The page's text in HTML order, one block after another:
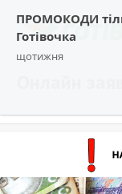
ПРОМОКОДИ
Готівочка
щотижня
Онлайн